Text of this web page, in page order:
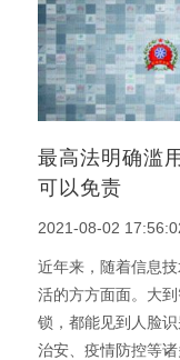
最高法明确滥
可以免责
2021-08-02
近年来，随着信息
活的方方面面。大
锁，都能见到人脸
治安、疫情防控等